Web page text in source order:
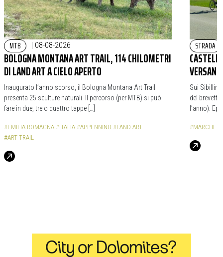
MTB | 08-08-2026
BOLOGNA MONTANA ART TRAIL, 114 CHILOMETRI
DI LAND ART A CIELO APERTO
Inaugurato l’anno scorso, il Bologna Montana Art Trail
presenta 25 sculture naturali. Il percorso (per MTB) si può
fare in due, tre o quattro tappe […]
#EMILIA ROMAGNA #ITALIA #APPENNINO #LAND ART
#ART TRAIL
STRADA
Sui Sibillini
del
l’anno).
#MARCHE